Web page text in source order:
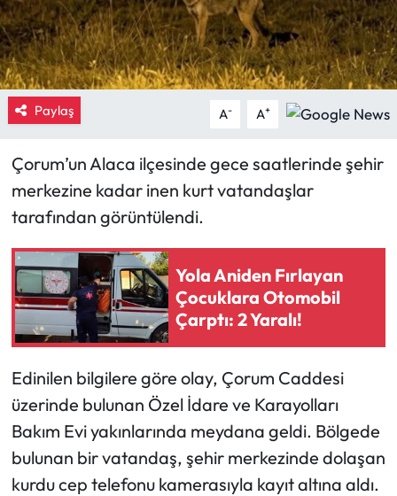
Paylaş A- A+
Çorum’un Alaca ilçesinde gece saatlerinde şehir
merkezine kadar inen kurt vatandaşlar
tarafından görüntülendi.
Yola Aniden Fırlayan
Çocuklara Otomobil
Çarptı: 2 Yaralı!
Edinilen bilgilere göre olay, Çorum Caddesi
üzerinde bulunan Özel İdare ve Karayolları
Bakım Evi yakınlarında meydana geldi. Bölgede
bulunan bir vatandaş, şehir merkezinde dolaşan
kurdu cep telefonu kamerasıyla kayıt altına aldı.
Eğitim
Ekonomi
Güncel
İskilip Haberleri
Kargı Haberleri
Kimdir?
Kültür Sanat
Laçin Haberleri
Magazin
Mecitözü Haberleri
Oğuzlar Haberleri